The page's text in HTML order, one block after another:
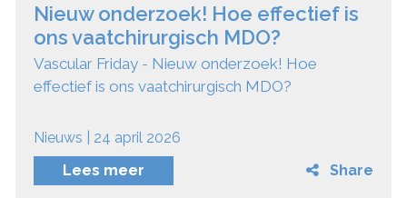
Nieuw onderzoek! Hoe effectief is
ons vaatchirurgisch MDO?
Vascular Friday - Nieuw onderzoek! Hoe
effectief is ons vaatchirurgisch MDO?
Nieuws | 24 april 2026
Lees meer
Share